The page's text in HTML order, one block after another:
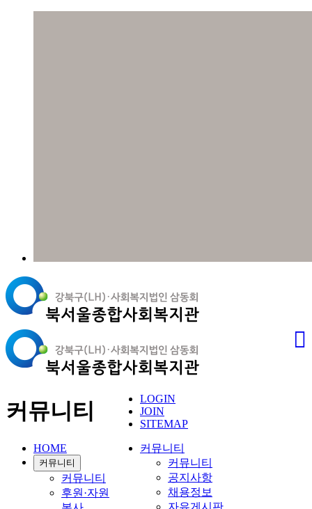
LOGIN
JOIN
SITEMAP
커뮤니티
커뮤니티
공지사항
채용정보
자유게시판
커뮤니티
HOME
커뮤니티
커뮤니티
후원·자원